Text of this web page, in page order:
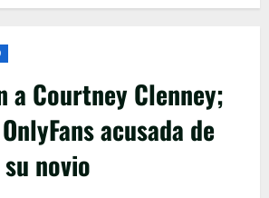
a Courtney Clenney;
acusada de
novio